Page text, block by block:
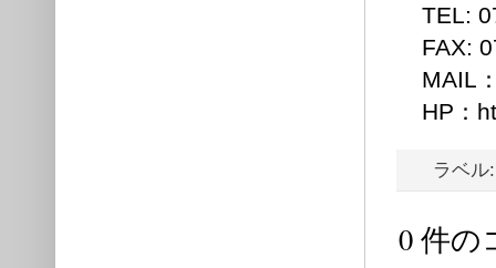
TEL:
FAX:
MAIL
HP：
ラベ
0 件の